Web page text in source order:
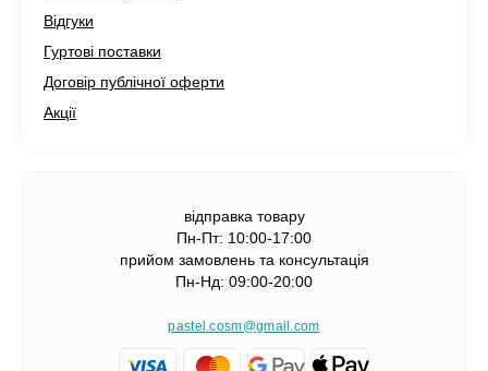
Відгуки
Гуртові поставки
Договір публічної оферти
Акції
відправка товару
Пн-Пт: 10:00-17:00
прийом замовлень та консультація
Пн-Нд: 09:00-20:00
pastel.cosm@gmail.com